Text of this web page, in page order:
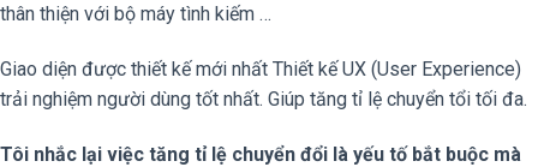
thân thiện với bộ máy tình kiếm …
Giao diện được thiết kế mới nhất Thiết kế UX (User Experience)
trải nghiệm người dùng tốt nhất. Giúp tăng tỉ lệ chuyển tổi tối đa.
Tôi nhắc lại việc tăng tỉ lệ chuyển đổi là yếu tố bắt buộc mà